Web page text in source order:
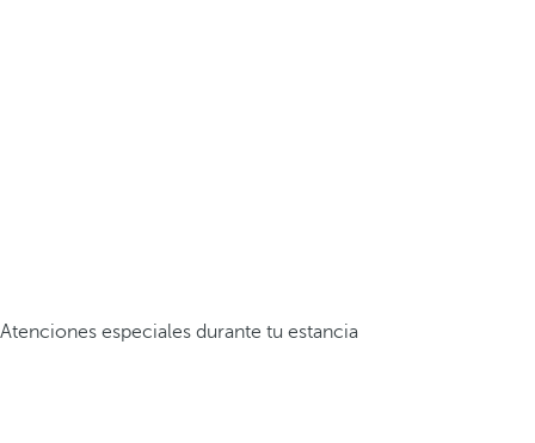
Atenciones especiales durante tu estancia